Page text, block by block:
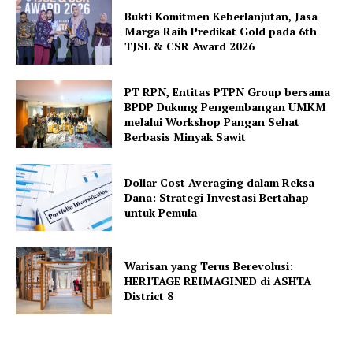
Bukti Komitmen Keberlanjutan, Jasa
Marga Raih Predikat Gold pada 6th
TJSL & CSR Award 2026
PT RPN, Entitas PTPN Group bersama
BPDP Dukung Pengembangan UMKM
melalui Workshop Pangan Sehat
Berbasis Minyak Sawit
Dollar Cost Averaging dalam Reksa
Dana: Strategi Investasi Bertahap
untuk Pemula
Warisan yang Terus Berevolusi:
HERITAGE REIMAGINED di ASHTA
District 8